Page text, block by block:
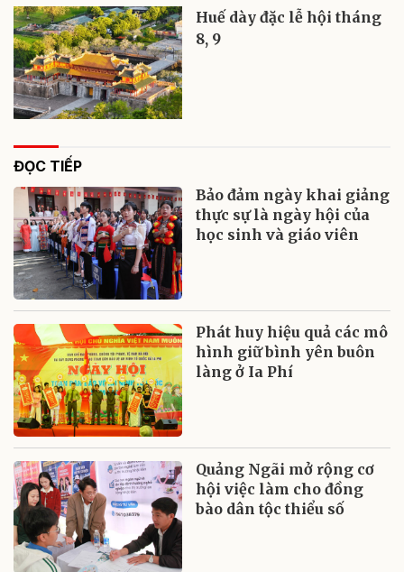
Huế dày đặc lễ hội tháng
8, 9
ĐỌC TIẾP
Bảo đảm ngày khai giảng
thực sự là ngày hội của
học sinh và giáo viên
Phát huy hiệu quả các mô
hình giữ bình yên buôn
làng ở Ia Phí
Quảng Ngãi mở rộng cơ
hội việc làm cho đồng
bào dân tộc thiểu số